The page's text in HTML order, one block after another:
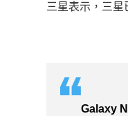
三星表示，三
Galaxy